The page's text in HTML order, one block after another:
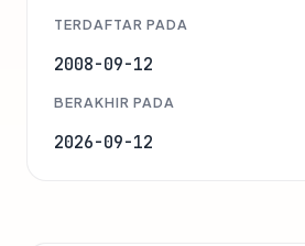
TERDAFTAR PADA
2008-09-12
BERAKHIR PADA
2026-09-12